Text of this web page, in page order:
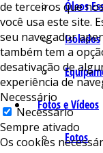
Óleos
Isolados
Fotos e Vídeos
Fotos
de terceiros que
você usa este site.
seu navegador
também tem a
desativação de
experiência de
Necessário
Necessário
Sempre ativado
Os cookies